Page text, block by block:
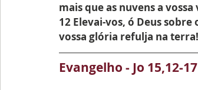
mais que as nuvens a vossa
12 Elevai-vos, ó Deus sobre
vossa glória refulja na
Evangelho - Jo 15,12-17